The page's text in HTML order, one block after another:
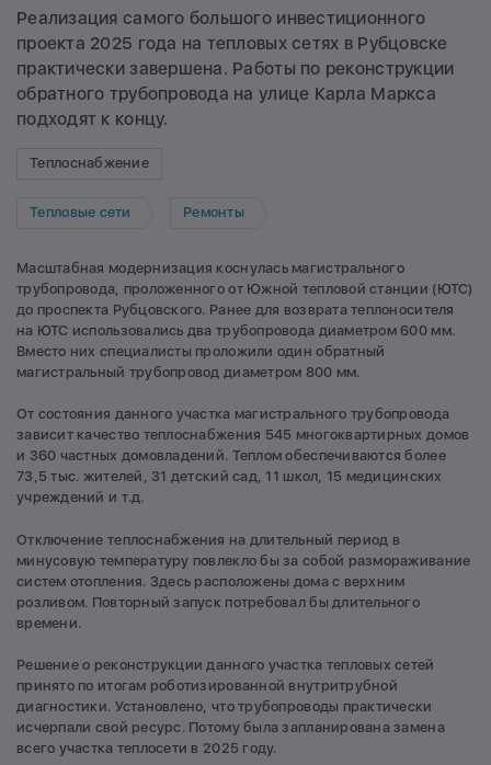
Реализация самого большого инвестиционного
проекта 2025 года на тепловых сетях в Рубцовске
практически завершена. Работы по реконструкции
обратного трубопровода на улице Карла Маркса
подходят к концу.
Теплоснабжение
Тепловые сети Ремонты
Масштабная модернизация коснулась магистрального
трубопровода, проложенного от Южной тепловой станции (ЮТС)
до проспекта Рубцовского. Ранее для возврата теплоносителя
на ЮТС использовались два трубопровода диаметром 600 мм.
Вместо них специалисты проложили один обратный
магистральный трубопровод диаметром 800 мм.
От состояния данного участка магистрального трубопровода
зависит качество теплоснабжения 545 многоквартирных домов
и 360 частных домовладений. Теплом обеспечиваются более
73,5 тыс. жителей, 31 детский сад, 11 школ, 15 медицинских
учреждений и т.д.
Отключение теплоснабжения на длительный период в
минусовую температуру повлекло бы за собой размораживание
систем отопления. Здесь расположены дома с верхним
розливом. Повторный запуск потребовал бы длительного
времени.
Решение о реконструкции данного участка тепловых сетей
принято по итогам роботизированной внутритрубной
диагностики. Установлено, что трубопроводы практически
исчерпали свой ресурс. Потому была запланирована замена
всего участка теплосети в 2025 году.